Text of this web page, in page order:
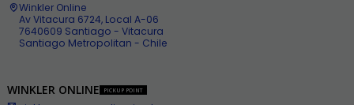
Winkler Online
Av Vitacura 6724, Local A-06
7640609 Santiago - Vitacura
Santiago Metropolitan - Chile
WINKLER ONLINE PICKUP POINT